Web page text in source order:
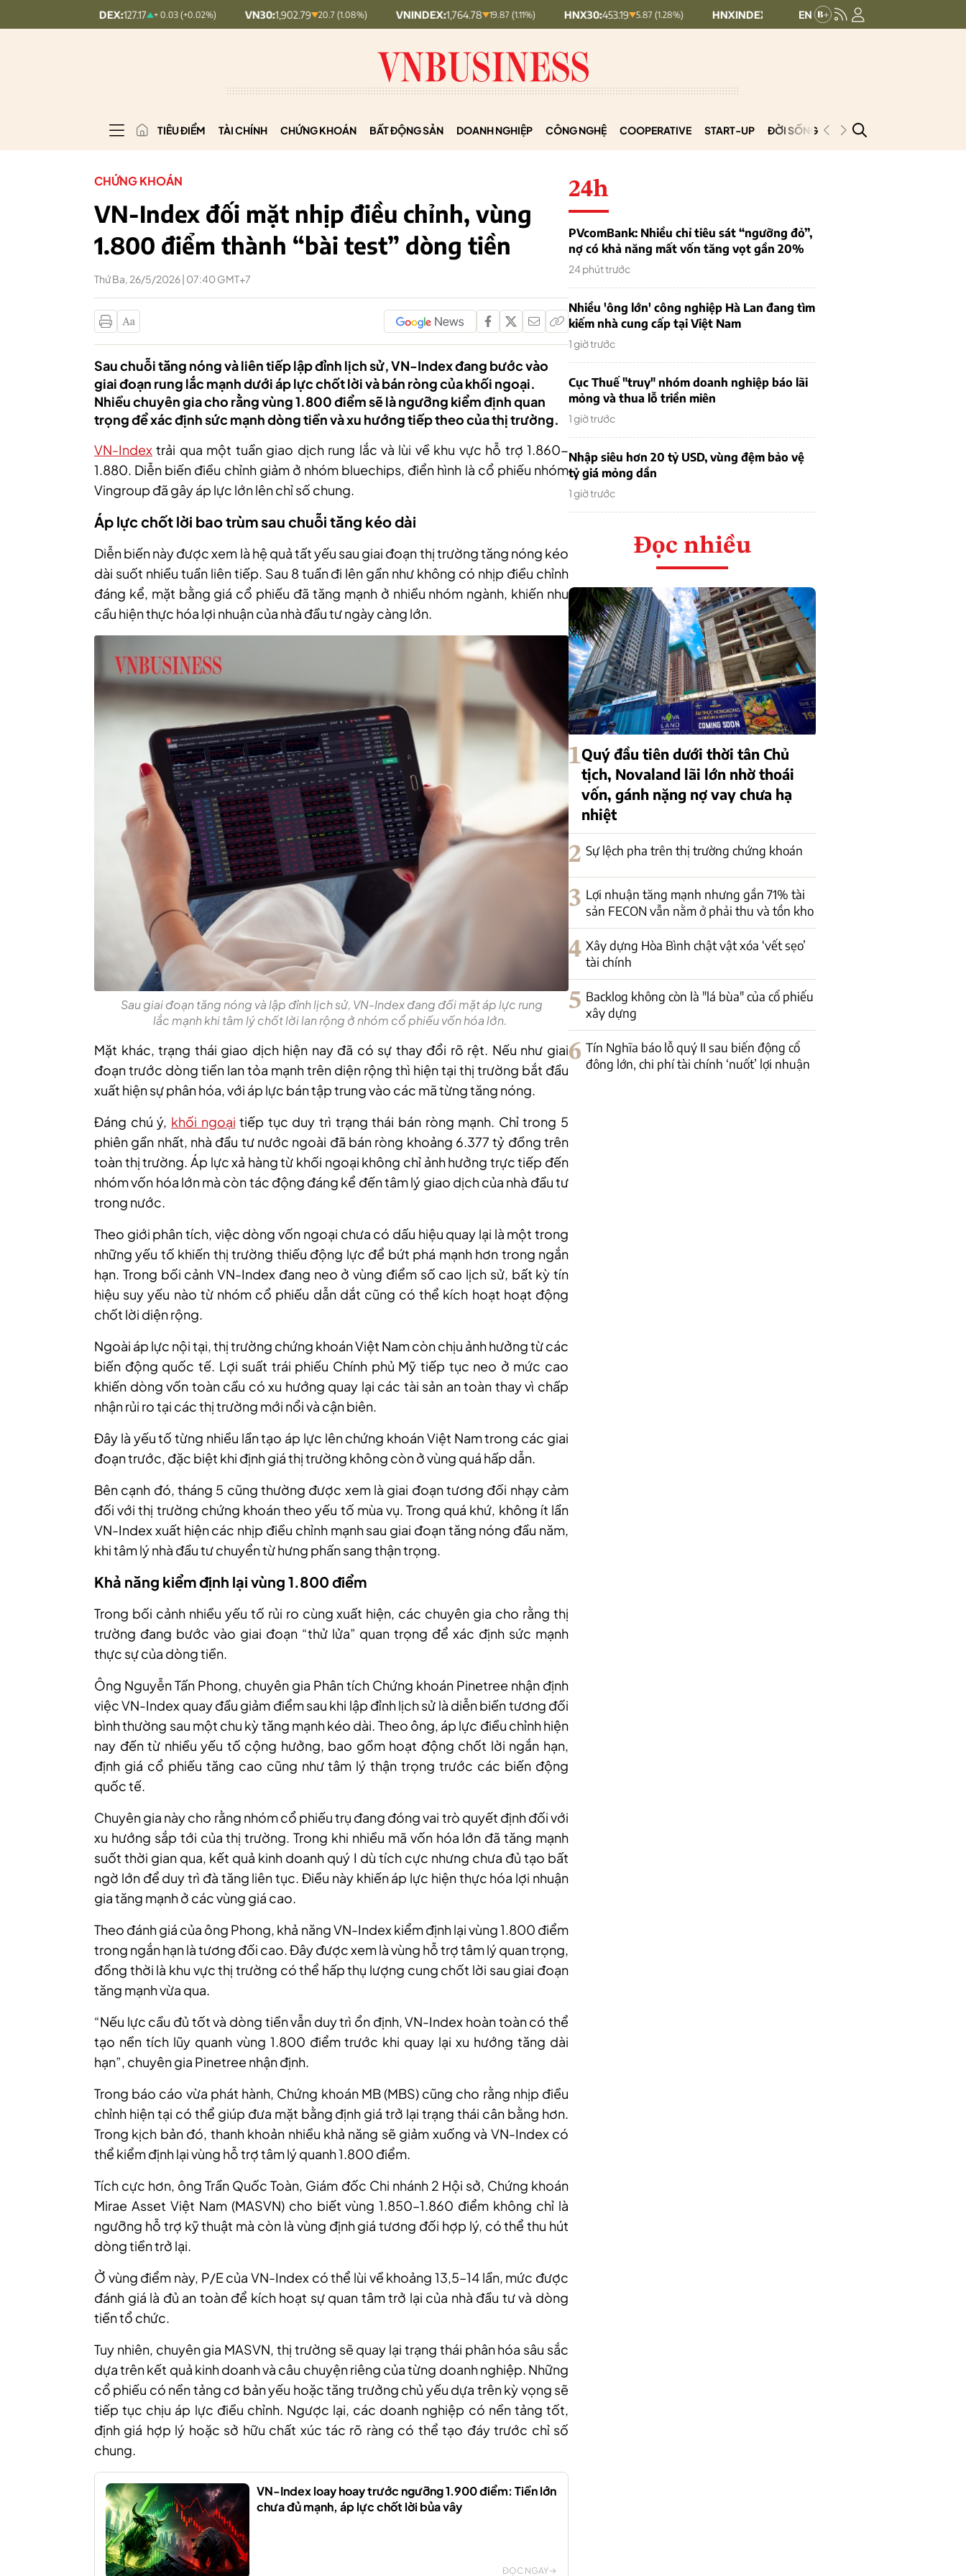
+ 0.03 (+0.02%) VN30: 1,902.79 20.7 (1.08%) VNINDEX: 1,764.78 19.87 (1.11%) HNX30: 453.19 5.87 (1.28%) HNXINDEX:292.64 8.56 (2.84%) UPCOMINDEX:
TIÊU ĐIỂM TÀI CHÍNH CHỨNG KHOÁN BẤT ĐỘNG SẢN DOANH NGHIỆP CÔNG NGHỆ COOPERATIVE START-UP ĐỜI SỐNG PODCAST
CHỨNG KHOÁN
VN-Index đối mặt nhịp điều chỉnh, vùng
1.800 điểm thành “bài test” dòng tiền
Thứ Ba, 26/5/2026 | 07:40 GMT+7
Sau chuỗi tăng nóng và liên tiếp lập đỉnh lịch sử, VN-Index đang bước vào
giai đoạn rung lắc mạnh dưới áp lực chốt lời và bán ròng của khối ngoại.
Nhiều chuyên gia cho rằng vùng 1.800 điểm sẽ là ngưỡng kiểm định quan
trọng để xác định sức mạnh dòng tiền và xu hướng tiếp theo của thị trường.
VN-Index trải qua một tuần giao dịch rung lắc và lùi về khu vực hỗ trợ 1.860-
1.880. Diễn biến điều chỉnh giảm ở nhóm bluechips, điển hình là cổ phiếu nhóm
Vingroup đã gây áp lực lớn lên chỉ số chung.
Áp lực chốt lời bao trùm sau chuỗi tăng kéo dài
Diễn biến này được xem là hệ quả tất yếu sau giai đoạn thị trường tăng nóng kéo
dài suốt nhiều tuần liên tiếp. Sau 8 tuần đi lên gần như không có nhịp điều chỉnh
đáng kể, mặt bằng giá cổ phiếu đã tăng mạnh ở nhiều nhóm ngành, khiến nhu
cầu hiện thực hóa lợi nhuận của nhà đầu tư ngày càng lớn.
Sau giai đoạn tăng nóng và lập đỉnh lịch sử, VN-Index đang đối mặt áp lực rung
lắc mạnh khi tâm lý chốt lời lan rộng ở nhóm cổ phiếu vốn hóa lớn.
Mặt khác,trạng thái giao dịch hiện nay đã có sự thay đổi rõ rệt. Nếu như giai
đoạn trước dòng tiền lan tỏa mạnh trên diện rộng thì hiện tại thị trường bắt đầu
xuất hiện sự phân hóa, với áp lực bán tập trung vào các mã từng tăng nóng.
Đáng chú ý, khối ngoại tiếp tục duy trì trạng thái bán ròng mạnh. Chỉ trong 5
phiên gần nhất, nhà đầu tư nước ngoài đã bán ròng khoảng 6.377 tỷ đồng trên
toàn thị trường. Áp lực xả hàng từ khối ngoại không chỉ ảnh hưởng trực tiếp đến
nhóm vốn hóa lớn mà còn tác động đáng kể đến tâm lý giao dịch của nhà đầu tư
trong nước.
Theo giới phân tích, việc dòng vốn ngoại chưa có dấu hiệu quay lại là một trong
những yếu tố khiến thị trường thiếu động lực để bứt phá mạnh hơn trong ngắn
hạn. Trong bối cảnh VN-Index đang neo ở vùng điểm số cao lịch sử, bất kỳ tín
hiệu suy yếu nào từ nhóm cổ phiếu dẫn dắt cũng có thể kích hoạt hoạt động
chốt lời diện rộng.
Ngoài áp lực nội tại, thị trường chứng khoán Việt Nam còn chịu ảnh hưởng từ các
biến động quốc tế. Lợi suất trái phiếu Chính phủ Mỹ tiếp tục neo ở mức cao
khiến dòng vốn toàn cầu có xu hướng quay lại các tài sản an toàn thay vì chấp
nhận rủi ro tại các thị trường mới nổi và cận biên.
Đây là yếu tố từng nhiều lần tạo áp lực lên chứng khoán Việt Nam trong các giai
đoạn trước, đặc biệt khi định giá thị trường không còn ở vùng quá hấp dẫn.
Bên cạnh đó, tháng 5 cũng thường được xem là giai đoạn tương đối nhạy cảm
đối với thị trường chứng khoán theo yếu tố mùa vụ. Trong quá khứ, không ít lần
VN-Index xuất hiện các nhịp điều chỉnh mạnh sau giai đoạn tăng nóng đầu năm,
khi tâm lý nhà đầu tư chuyển từ hưng phấn sang thận trọng.
Khả năng kiểm định lại vùng 1.800 điểm
Trong bối cảnh nhiều yếu tố rủi ro cùng xuất hiện, các chuyên gia cho rằng thị
trường đang bước vào giai đoạn “thử lửa” quan trọng để xác định sức mạnh
thực sự của dòng tiền.
Ông Nguyễn Tấn Phong, chuyên gia Phân tích Chứng khoán Pinetree nhận định
việc VN-Index quay đầu giảm điểm sau khi lập đỉnh lịch sử là diễn biến tương đối
bình thường sau một chu kỳ tăng mạnh kéo dài. Theo ông, áp lực điều chỉnh hiện
nay đến từ nhiều yếu tố cộng hưởng, bao gồm hoạt động chốt lời ngắn hạn,
định giá cổ phiếu tăng cao cũng như tâm lý thận trọng trước các biến động
quốc tế.
Chuyên gia này cho rằng nhóm cổ phiếu trụ đang đóng vai trò quyết định đối với
xu hướng sắp tới của thị trường. Trong khi nhiều mã vốn hóa lớn đã tăng mạnh
suốt thời gian qua, kết quả kinh doanh quý I dù tích cực nhưng chưa đủ tạo bất
ngờ lớn để duy trì đà tăng liên tục. Điều này khiến áp lực hiện thực hóa lợi nhuận
gia tăng mạnh ở các vùng giá cao.
Theo đánh giá của ông Phong, khả năng VN-Index kiểm định lại vùng 1.800 điểm
trong ngắn hạn là tương đối cao. Đây được xem là vùng hỗ trợ tâm lý quan trọng,
đồng thời là khu vực thị trường có thể hấp thụ lượng cung chốt lời sau giai đoạn
tăng mạnh vừa qua.
“Nếu lực cầu đủ tốt và dòng tiền vẫn duy trì ổn định, VN-Index hoàn toàn có thể
tạo nền tích lũy quanh vùng 1.800 điểm trước khi quay lại xu hướng tăng dài
hạn”, chuyên gia Pinetree nhận định.
Trong báo cáo vừa phát hành, Chứng khoán MB (MBS) cũng cho rằng nhịp điều
chỉnh hiện tại có thể giúp đưa mặt bằng định giá trở lại trạng thái cân bằng hơn.
Trong kịch bản đó, thanh khoản nhiều khả năng sẽ giảm xuống và VN-Index có
thể kiểm định lại vùng hỗ trợ tâm lý quanh 1.800 điểm.
Tích cực hơn, ông Trần Quốc Toàn, Giám đốc Chi nhánh 2 Hội sở, Chứng khoán
Mirae Asset Việt Nam (MASVN) cho biết vùng 1.850–1.860 điểm không chỉ là
ngưỡng hỗ trợ kỹ thuật mà còn là vùng định giá tương đối hợp lý, có thể thu hút
dòng tiền trở lại.
Ở vùng điểm này, P/E của VN-Index có thể lùi về khoảng 13,5–14 lần, mức được
đánh giá là đủ an toàn để kích hoạt sự quan tâm trở lại của nhà đầu tư và dòng
tiền tổ chức.
Tuy nhiên, chuyên gia MASVN, thị trường sẽ quay lại trạng thái phân hóa sâu sắc
dựa trên kết quả kinh doanh và câu chuyện riêng của từng doanh nghiệp. Những
cổ phiếu có nền tảng cơ bản yếu hoặc tăng trưởng chủ yếu dựa trên kỳ vọng sẽ
tiếp tục chịu áp lực điều chỉnh. Ngược lại, các doanh nghiệp có nền tảng tốt,
định giá hợp lý hoặc sở hữu chất xúc tác rõ ràng có thể tạo đáy trước chỉ số
chung.
VN-Index loay hoay trước ngưỡng 1.900 điểm: Tiền lớn
chưa đủ mạnh, áp lực chốt lời bủa vây
ĐỌC NGAY
24h
PVcomBank: Nhiều chỉ tiêu sát “ngưỡng đỏ”,
nợ có khả năng mất vốn tăng vọt gần 20%
24 phút trước
Nhiều 'ông lớn' công nghiệp Hà Lan đang tìm
kiếm nhà cung cấp tại Việt Nam
1 giờ trước
Cục Thuế "truy" nhóm doanh nghiệp báo lãi
mỏng và thua lỗ triền miên
1 giờ trước
Nhập siêu hơn 20 tỷ USD, vùng đệm bảo vệ
tỷ giá mỏng dần
1 giờ trước
Đọc nhiều
1Quý đầu tiên dưới thời tân Chủ
tịch, Novaland lãi lớn nhờ thoái
vốn, gánh nặng nợ vay chưa hạ
nhiệt
2 Sự lệch pha trên thị trường chứng khoán
3 Lợi nhuận tăng mạnh nhưng gần 71% tài
sản FECON vẫn nằm ở phải thu và tồn kho
4 Xây dựng Hòa Bình chật vật xóa ‘vết sẹo’
tài chính
5 Backlog không còn là "lá bùa" của cổ phiếu
xây dựng
6 Tín Nghĩa báo lỗ quý II sau biến động cổ
đông lớn, chi phí tài chính ‘nuốt’ lợi nhuận